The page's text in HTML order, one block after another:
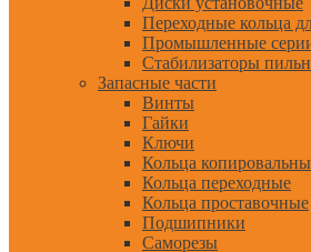
Переходные кольца
Промышленные
Стабилизаторы
Запасные части
Винты
Гайки
Ключи
Кольца
Кольца переходные
Кольца проставочные
Подшипники
Саморезы